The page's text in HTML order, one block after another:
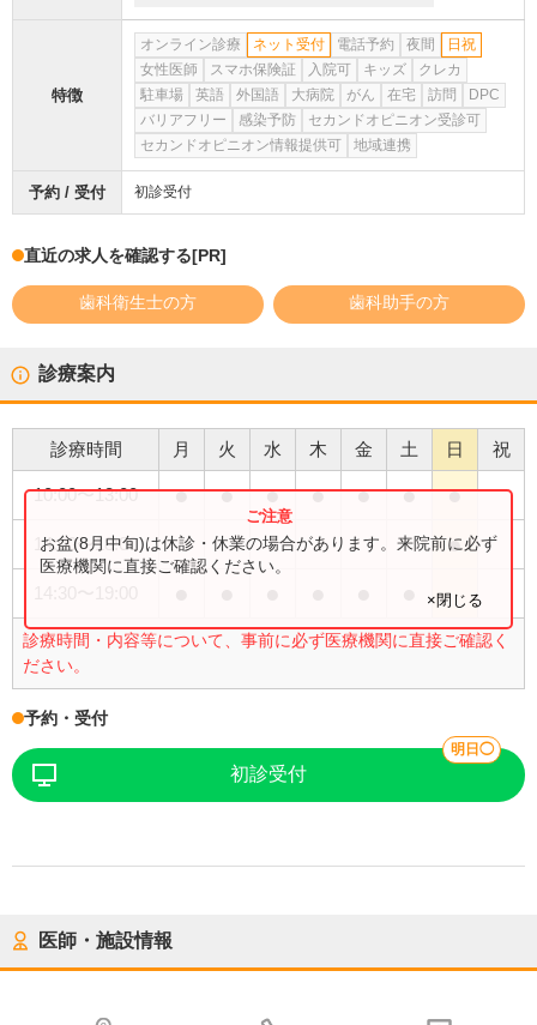
特徴
オンライン診療 ネット受付 電話予約 夜間
日祝
女性医師
スマホ保険証 入院可 キッズ
クレカ
駐車場
英語 外国語 大病院 がん 在宅 訪問
DPC
バリアフリー
感染予防
セカンドオピニオン受診可
セカンドオピニオン情報提供可
地域連携
予約 / 受付 初診受付
直近の求人を確認する[PR]
歯科衛生士の方 歯科助手の方
診療案内
診療時間 月 火 水 木 金 土 日 祝
10:00〜13:00 ● ● ● ● ● ● ●
14:00〜18:00 ●
診療時間・内容等について、事前に必ず医療機関に直接ご確認く
ださい。
お盆(8月中旬)は休診・休業の場合があります。来院前に必ず
医療機関に直接ご確認ください。
×閉じる
予約・受付
初診受付
明日◯
医師・施設情報